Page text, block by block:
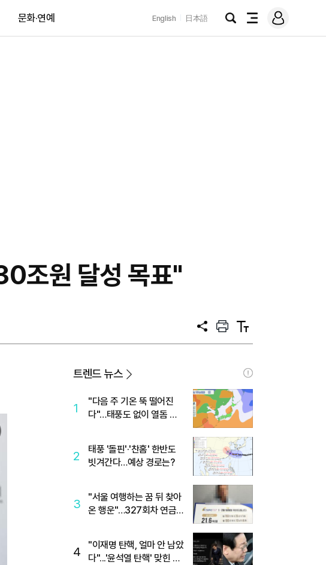
문화·연예 English 日本語
검
전
메
그
조원 달성 목표"
공
프
트
텍
트
트렌드 뉴스
1
"다음 주 기온 뚝 떨어진
다"…태풍도 없이 열돔 박
2
태풍 '돌핀'·'찬홈' 한반도
빗겨간다…예상 경로는?
3
"서울 여행하는 꿈 뒤 찾아
온 행운"…327회차 연금
4
"이재명 탄핵, 얼마 안 남았
다"...'윤석열 탄핵' 맞힌 무